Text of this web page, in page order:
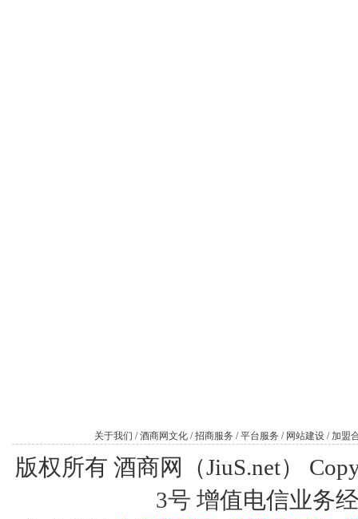
关于我们 /酒商网文化 /招商服务 /平台服务 / 网站建设 /加盟
版权所有 酒商网（JiuS.net）
3号 增值电信业务